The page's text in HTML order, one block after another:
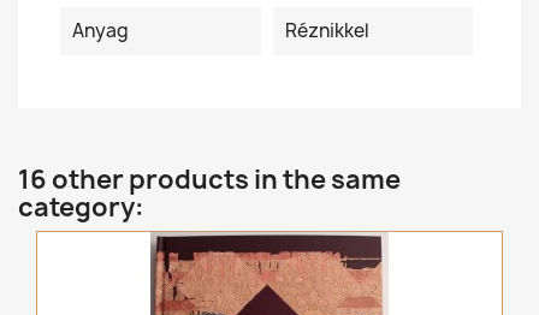
Anyag Réznikkel
16 other products in the same
category: